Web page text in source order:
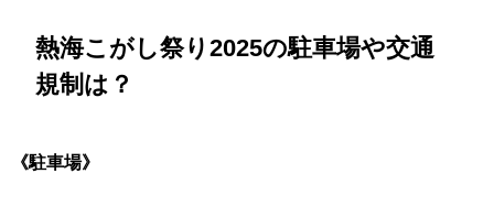
熱海こがし祭り2025の駐車場や交通
規制は？
《駐車場》